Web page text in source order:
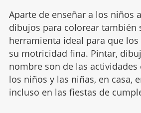
Aparte de enseñar a los niños
dibujos para colorear también
herramienta ideal para que
su motricidad fina. Pintar,
nombre son de las actividades
los niños y las niñas, en casa,
incluso en las fiestas de